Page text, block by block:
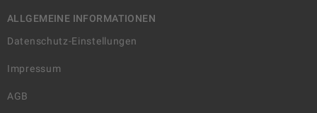
ALLGEMEINE INFORMATIONEN
Datenschutz-Einstellungen
Impressum
AGB